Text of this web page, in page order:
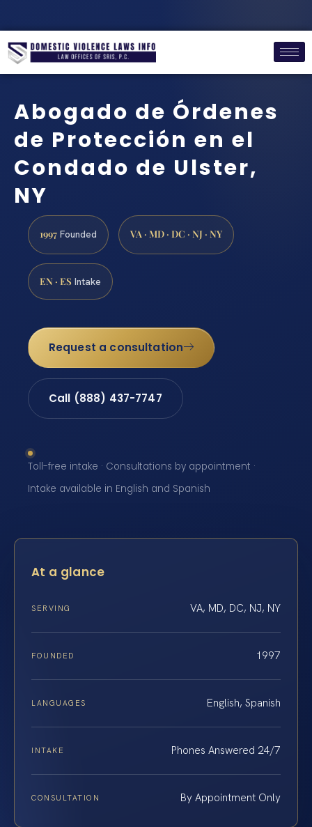
Abogado de Órdenes
de Protección en el
Condado de Ulster,
NY
1997 Founded VA · MD · DC · NJ · NY
EN · ES Intake
Request a consultation
Call (888) 437-7747
Toll-free intake · Consultations by appointment ·
Intake available in English and Spanish
At a glance
SERVING VA, MD, DC, NJ, NY
FOUNDED 1997
LANGUAGES English, Spanish
INTAKE Phones Answered 24/7
CONSULTATION By Appointment Only